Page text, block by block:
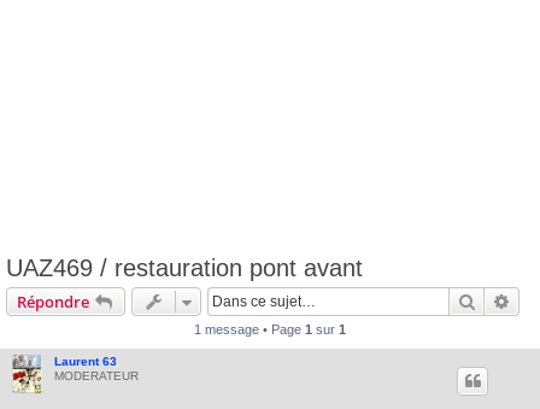
UAZ469 / restauration pont avant
Répondre
1 message • Page 1 sur 1
Laurent 63
MODERATEUR